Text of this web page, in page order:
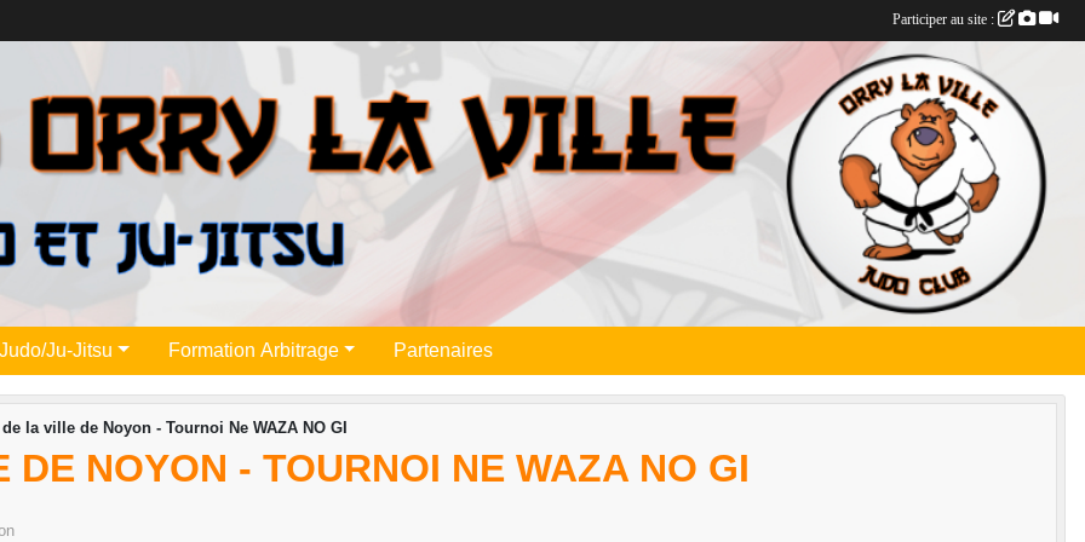
Judo/Ju-Jitsu Formation Arbitrage Partenaires
la ville de Noyon - Tournoi Ne WAZA NO GI
NOYON - TOURNOI NE WAZA NO GI
Participer au site :